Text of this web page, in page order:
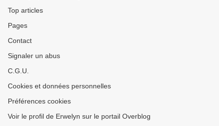
Top articles
Pages
Contact
Signaler un abus
C.G.U.
Cookies et données personnelles
Préférences cookies
Voir le profil de Erwelyn sur le portail Overblog